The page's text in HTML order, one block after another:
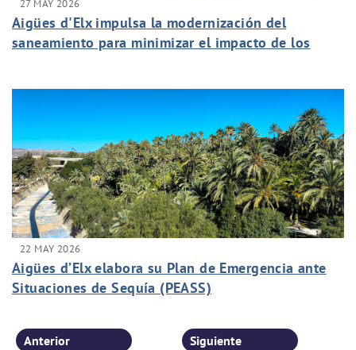
27 MAY 2026
Aigües d'Elx impulsa la modernización del
saneamiento para minimizar el impacto de los
22 MAY 2026
Aigües d’Elx elabora su Plan de Emergencia ante
Situaciones de Sequía (PEASS)
Anterior Siguiente